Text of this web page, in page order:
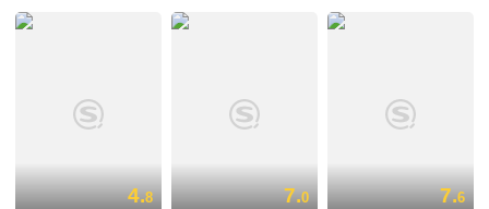
4.8 7.0 7.6